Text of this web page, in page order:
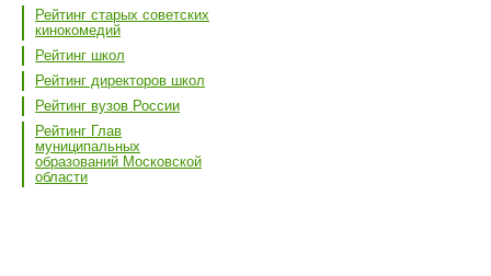
Рейтинг старых советских
кинокомедий
Рейтинг школ
Рейтинг директоров школ
Рейтинг вузов России
Рейтинг Глав
муниципальных
образований Московской
области